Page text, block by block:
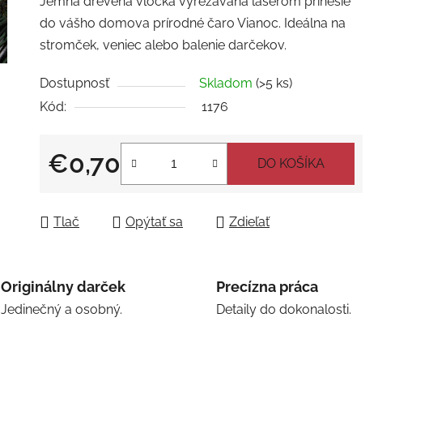
produktu
je
0,0
5
hviezdičiek.
do vášho domova prírodné čaro Vianoc. Ideálna na
stromček, veniec alebo balenie darčekov.
Dostupnosť Skladom (>5 ks)
Kód:
1176
€0,70
Jednotková cena:
DO KOŠÍKA
Tlač Opýtať sa Zdieľať
Originálny darček
Jedinečný a osobný.
Precízna práca
Detaily do dokonalosti.